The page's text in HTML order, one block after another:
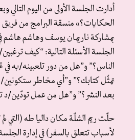
أدارت الجلسة الأولى من اليوم التالي
الحكايات؟» منسقة البرامج من
بمشاركة ناريمان يوسف وهاشم
الجلسة الأسئلة التالية: “كيف
الناس؟” و”هل من دور تلعبينه/به في
تمثّل كتابك؟” و”أي مخاطر
بعد النشر؟” و”هل من عمل تودّين/د
حلّت ريم الشلّة مكان داليا طه (التي
لأسباب تتعلق بالسفر) في إدارة